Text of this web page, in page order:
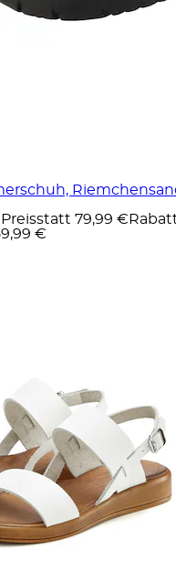
statt 79,99 €
€